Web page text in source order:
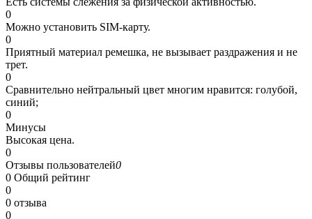
0
Можно установить SIM-карту.
0
Приятный материал ремешка, не вызывает раздражения и не
трет.
0
Сравнительно нейтральный цвет многим нравится: голубой,
синий;
0
Минусы
Высокая цена.
0
Отзывы пользователей0
0 Общий рейтинг
0
0 отзыва
0